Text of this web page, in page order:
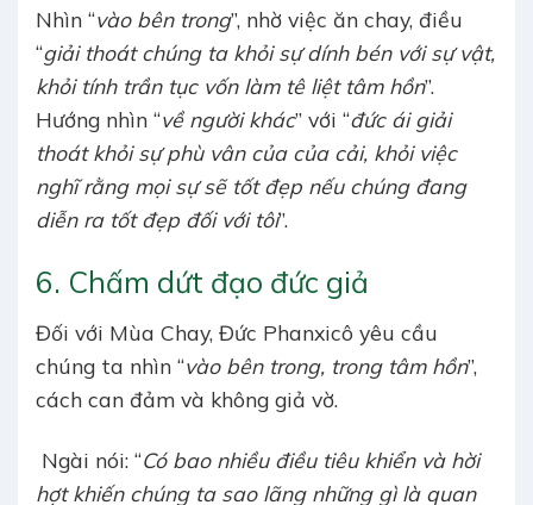
Nhìn “vào bên trong”, nhờ việc ăn chay, điều
“giải thoát chúng ta khỏi sự dính bén với sự vật,
khỏi tính trần tục vốn làm tê liệt tâm hồn”.
Hướng nhìn “về người khác” với “đức ái giải
thoát khỏi sự phù vân của của cải, khỏi việc
nghĩ rằng mọi sự sẽ tốt đẹp nếu chúng đang
diễn ra tốt đẹp đối với tôi”.
6. Chấm dứt đạo đức giả
Đối với Mùa Chay, Đức Phanxicô yêu cầu
chúng ta nhìn “vào bên trong, trong tâm hồn”,
cách can đảm và không giả vờ.
Ngài nói: “Có bao nhiều điều tiêu khiển và hời
hợt khiến chúng ta sao lãng những gì là quan